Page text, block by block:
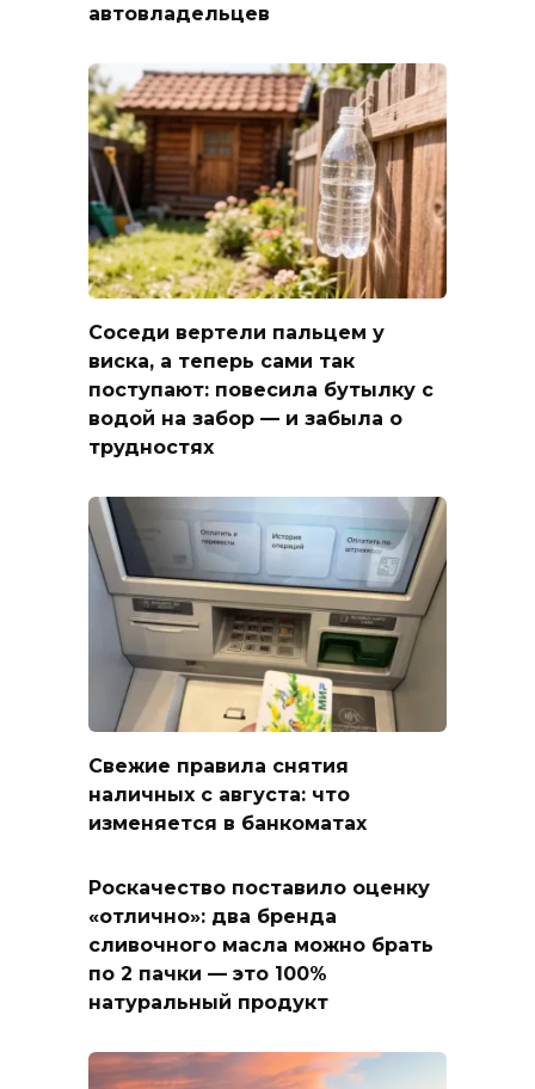
автовладельцев
Соседи вертели пальцем у
виска, а теперь сами так
поступают: повесила бутылку с
водой на забор — и забыла о
трудностях
Свежие правила снятия
наличных с августа: что
изменяется в банкоматах
Роскачество поставило оценку
«отлично»: два бренда
сливочного масла можно брать
по 2 пачки — это 100%
натуральный продукт